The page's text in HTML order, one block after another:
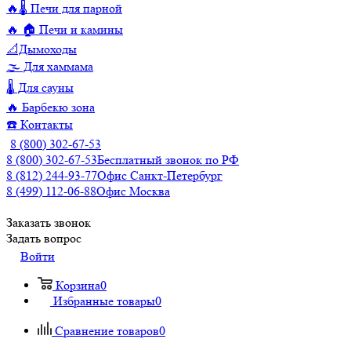
🔥🌡️ Печи для парной
🔥 🏠 Печи и камины
📐Дымоходы
🌫️ Для хаммама
🌡️ Для сауны
🔥 Барбекю зона
☎️ Контакты
8 (800) 302-67-53
8 (800) 302-67-53Бесплатный звонок по РФ
8 (812) 244-93-77Офис Санкт-Петербург
8 (499) 112-06-88Офис Москва
Заказать звонок
Задать вопрос
Войти
Корзина0
Избранные товары0
Сравнение товаров0